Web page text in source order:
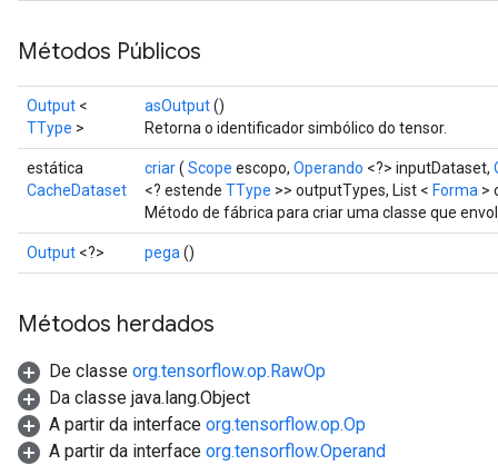
Métodos Públicos
Output <
TType >
asOutput()
Retorna o identificador simbólico do tensor.
estática
CacheDataset
criar( Scope escopo, Operando <?> inputDataset,
<? estende TType >> outputTypes, List < Forma >
Método de fábrica para criar uma classe que
Output <?> pega ()
Métodos herdados
De classe org.tensorflow.op.RawOp
Da classe java.lang.Object
A partir da interface org.tensorflow.op.Op
A partir da interface org.tensorflow.Operand